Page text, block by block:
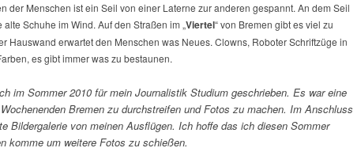
der Menschen ist ein Seil von einer Laterne zur anderen gespannt. An dem Seil
Schuhe im Wind. Auf den Straßen im „Viertel“ von Bremen gibt es viel zu
Hauswand erwartet den Menschen was Neues. Clowns, Roboter Schriftzüge in
es gibt immer was zu bestaunen.
im Sommer 2010 für mein Journalistik Studium geschrieben. Es war eine
Bremen zu durchstreifen und Fotos zu machen. Im Anschluss
Bildergalerie von meinen Ausflügen. Ich hoffe das ich diesen Sommer
komme um weitere Fotos zu schießen.